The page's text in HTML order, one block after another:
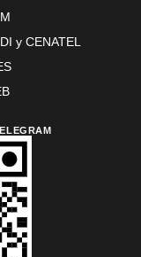
y CENATEL